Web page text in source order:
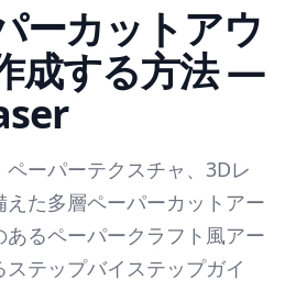
ーカットアウ
成する方法 —
ーパーテクスチャ、3Dレ
た多層ペーパーカットアー
あるペーパークラフト風アー
ステップバイステップガイ